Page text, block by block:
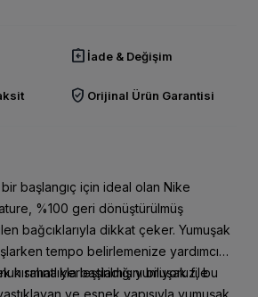
assignment_return İade & Değişim
verified_user Orijinal Ürün Garantisi
başlangıç için ideal olan Nike
%100 geri dönüştürülmüş
bağcıklarıyla dikkat çeker. Yumuşak
tempo belirlemenize yardımcı
rahatlıkla başladığını biliyoruz, bu
ve esnek yapısıyla yumuşak
kısmına yerleştirilmiş yumuşak file